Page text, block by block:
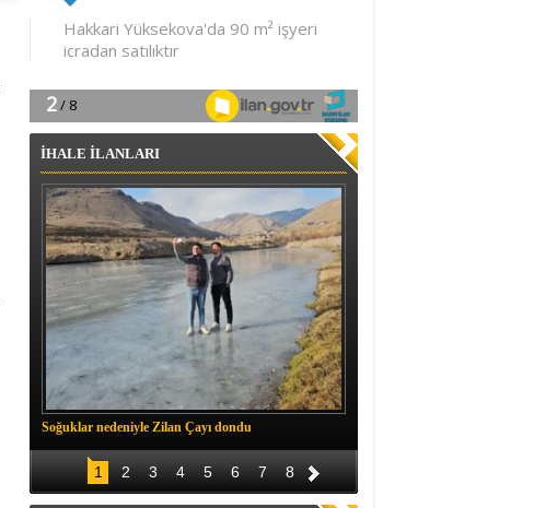
İHALE İLANLARI
Soğuklar nedeniyle Zilan Çayı dondu
1 2 3 4 5 6 7 8